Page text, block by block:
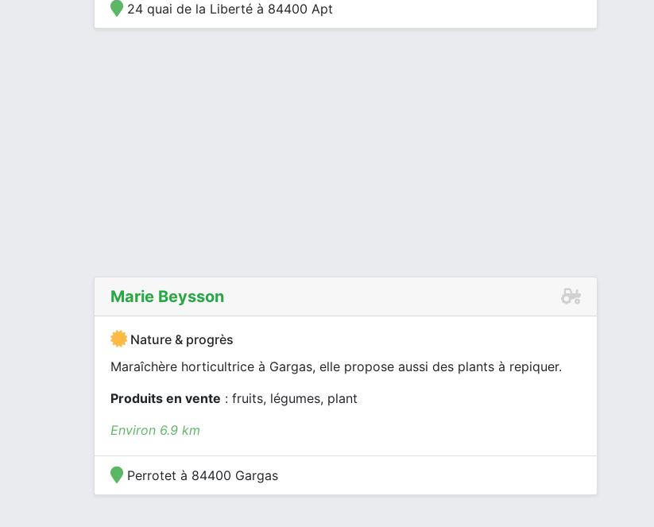
24 quai de la Liberté à 84400 Apt
Marie Beysson
Nature & progrès
Maraîchère horticultrice à Gargas, elle propose aussi des plants à repiquer.
Produits en vente : fruits, légumes, plant
Environ 6.9 km
Perrotet à 84400 Gargas